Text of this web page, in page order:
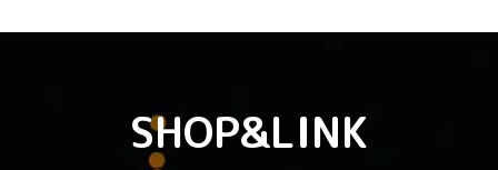
SHOP&LINK